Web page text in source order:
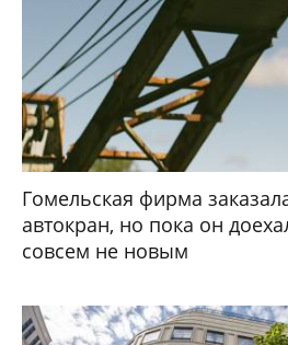
Гомельская фирма
автокран, но пока он
совсем не новым